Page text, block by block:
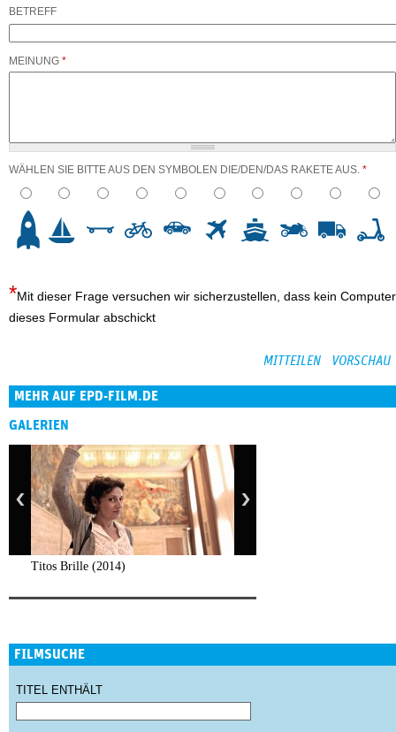
BETREFF
MEINUNG *
WÄHLEN SIE BITTE AUS DEN SYMBOLEN DIE/DEN/DAS RAKETE AUS. *
Mit dieser Frage versuchen wir sicherzustellen, dass kein Computer
dieses Formular abschickt
MEHR AUF EPD-FILM.DE
GALERIEN
Titos Brille (2014)
FILMSUCHE
TITEL ENTHÄLT